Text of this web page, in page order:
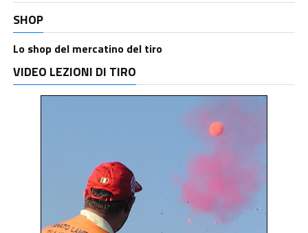
SHOP
Lo shop del mercatino del tiro
VIDEO LEZIONI DI TIRO